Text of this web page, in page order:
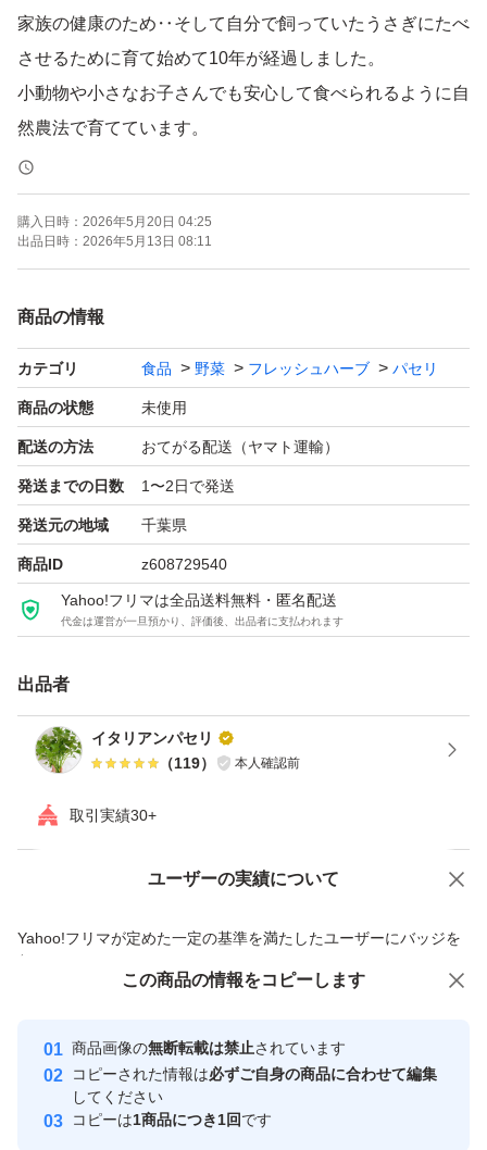
家族の健康のため‥そして自分で飼っていたうさぎにたべ
させるために育て始めて10年が経過しました。
小動物や小さなお子さんでも安心して食べられるように自
然農法で育てています。
我が家でも写真のように毎日のお料理にとりいれて食べて
います。
今回は発送当日に100g摘み取りお届けします。
春の新芽で苦味が少なく柔らかいのでシニアうさぎからヤ
ングうさぎまでおいしく食べられますよ。
是非香り高いイタリアンパセリをお試しください。
購入日時： 2026年5月20日 04:25
出品日時： 2026年5月13日 08:11
商品の情報
カテゴリ 食品 野菜 フレッシュハーブ パセリ
商品の状態 未使用
配送の方法 おてがる配送（ヤマト運輸）
発送までの日数 1〜2日で発送
発送元の地域 千葉県
商品ID z608729540
Yahoo!フリマは全品送料無料・匿名配送
代金は運営が一旦預かり、評価後、出品者に支払われます
出品者
イタリアンパセリ
（119） 本人確認前
取引実績30+
ユーザーの実績について
Yahoo!フリマが定めた一定の基準を満たしたユーザーにバッジを
付与しています
安心取引出品者
心・安全なユーザーです
取引実績
価格の相談 商品への質問
この商品の情報をコピーします
商品画像の無断転載は禁止されています
コピーされた情報は必ずご自身の商品に合わせて編集
してください
コピーは1商品につき1回です
この商品をみている人にオススメ